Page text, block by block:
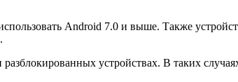
Android 7.0 и выше. Также
устройствах. В таких